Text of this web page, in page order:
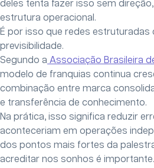
deles tenta fazer isso sem
estrutura operacional.
É por isso que redes
previsibilidade.
Segundo a Associação Brasileira
modelo de franquias continua
combinação entre marca
e transferência de conhecimento.
Na prática, isso significa reduzir
aconteceriam em operações
dos pontos mais fortes da
acreditar nos sonhos é